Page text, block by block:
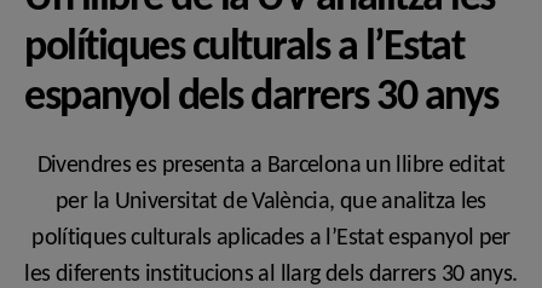
polítiques culturals a l’Estat
espanyol dels darrers 30 anys
Divendres es presenta a Barcelona un llibre editat
per la Universitat de València, que analitza les
polítiques culturals aplicades a l’Estat espanyol per
les diferents institucions al llarg dels darrers 30 anys.